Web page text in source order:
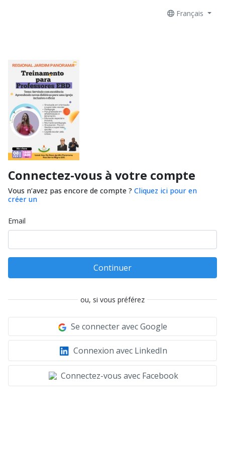
Français
Connectez-vous à votre compte
Vous n’avez pas encore de compte ? Cliquez ici pour en
créer un
Email
Continuer
ou, si vous préférez
Se connecter avec Google
Connexion avec LinkedIn
Connectez-vous avec Facebook